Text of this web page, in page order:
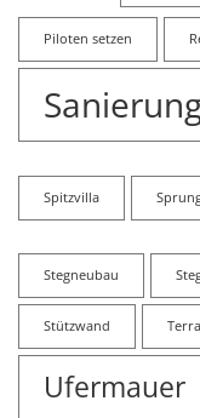
Piloten setzen
Spitzvilla
Stegneubau
Stützwand
Ufermauer